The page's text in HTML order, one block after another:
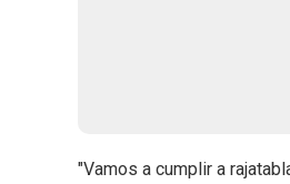
"Vamos a cumplir a